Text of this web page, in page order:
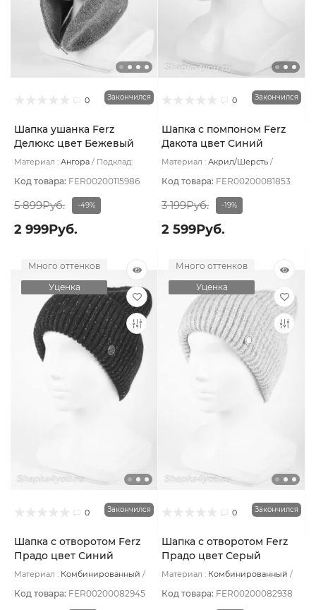
0 Закончился
Шапка ушанка Ferz
Делюкс цвет Бежевый
тёмный
Материал : Ангора
Подклад:
Код товара: FER00200115986
5 899Руб. -49%
2 999Руб.
0 Закончился
Шапка с помпоном Ferz
Дакота цвет Синий
тёмный
Материал : Акрил/Шерсть
Код товара: FER00200081853
3 199Руб. -19%
2 599Руб.
Много оттенков
Уценка
0 Закончился
Шапка с отворотом Ferz
Прадо цвет Синий
тёмный
Материал : Комбинированный
Код товара: FER00200082945
Много оттенков
Уценка
0 Закончился
Шапка с отворотом Ferz
Прадо цвет Серый
светлый
Материал : Комбинированный
Код товара: FER00200082938